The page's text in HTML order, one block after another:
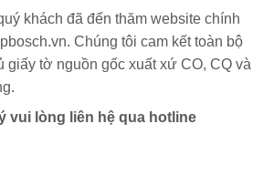
khách đã đến thăm website chính
Chúng tôi cam kết toàn bộ
giấy tờ nguồn gốc xuất xứ CO, CQ và
vui lòng liên hệ qua hotline